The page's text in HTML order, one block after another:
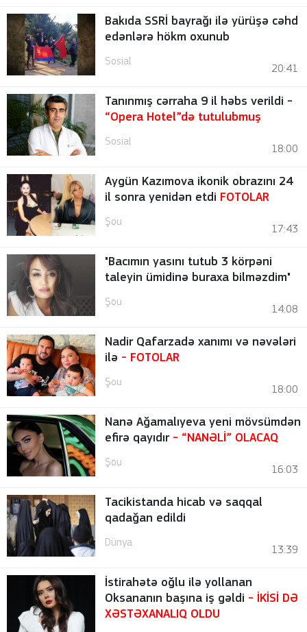
Bakıda SSRİ bayrağı ilə yürüşə cəhd
edənlərə hökm oxunub
Sosial
20:41
Tanınmış cərraha 9 il həbs verildi -
“Opera Hotel”də tutulubmuş
Sosial
18:00
Aygün Kazımova ikonik obrazını 24
il sonra yenidən etdi FOTOLAR
Şou
17:43
"Bacımın yasını tutub 3 körpəni
taleyin ümidinə buraxa bilməzdim"
Şou
14:08
Nadir Qafarzadə xanımı və nəvələri
ilə - FOTOLAR
Şou
18:00
Nanə Ağamalıyeva yeni mövsümdən
efirə qayıdır - “NANƏLİ” OLACAQ
Şou
16:03
Tacikistanda hicab və saqqal
qadağan edildi
Dünya
13:39
İstirahətə oğlu ilə yollanan
Oksananın başına iş gəldi - İKİSİ DƏ
XƏSTƏXANALIQ OLDU